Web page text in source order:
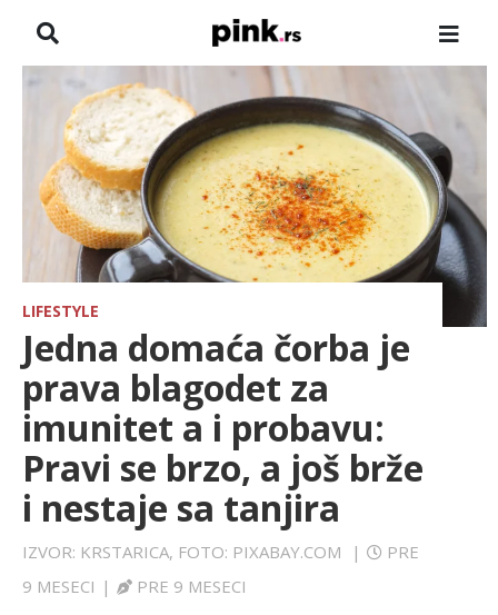
NASLOVNA
VESTI
ZADRUGA
SHOWBIZ
HRONIKA
PINKOVE ZVEZDE
SPORT
LIFESTYLE
EXTRA
LIFESTYLE
Jedna domaća čorba je
prava blagodet za
imunitet a i probavu:
Pravi se brzo, a još brže
i nestaje sa tanjira
IZVOR: KRSTARICA, FOTO: PIXABAY.COM |
PRE
9 MESECI | PRE 9 MESECI